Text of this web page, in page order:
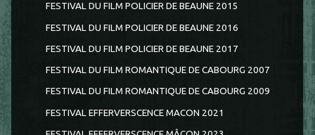
FESTIVAL DU FILM POLICIER DE BEAUNE 2015
FESTIVAL DU FILM POLICIER DE BEAUNE 2016
FESTIVAL DU FILM POLICIER DE BEAUNE 2017
FESTIVAL DU FILM ROMANTIQUE DE CABOURG 2007
FESTIVAL DU FILM ROMANTIQUE DE CABOURG 2009
FESTIVAL EFFERVERSCENCE MACON 2021